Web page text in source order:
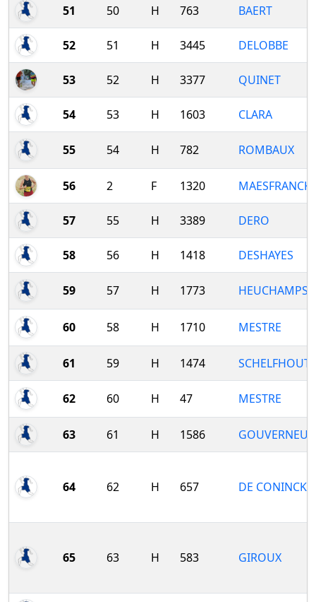
51 50 H 763 BAERT
52 51 H 3445 DELOBBE
53 52 H 3377 QUINET
54 53 H 1603 CLARA
55 54 H 782 ROMBAUX
56 2 F 1320
57 55 H 3389 DERO
58 56 H 1418 DESHAYES
59 57 H 1773 HEUCHAMPS
60 58 H 1710 MESTRE
61 59 H 1474 SCHELFHOUT
62 60 H 47 MESTRE
63 61 H 1586 GOUVERNEUR
64 62 H 657 DE CONINCK
65 63 H 583 GIROUX